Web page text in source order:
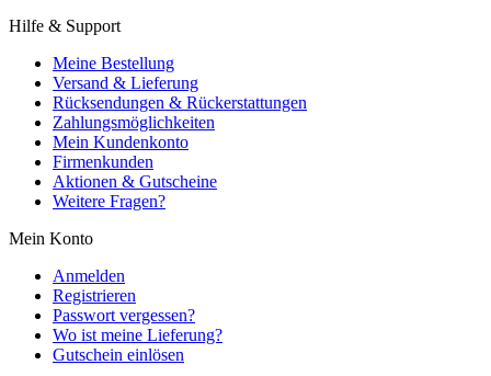
Hilfe & Support
Meine Bestellung
Versand & Lieferung
Rücksendungen & Rückerstattungen
Zahlungsmöglichkeiten
Mein Kundenkonto
Firmenkunden
Aktionen & Gutscheine
Weitere Fragen?
Mein Konto
Anmelden
Registrieren
Passwort vergessen?
Wo ist meine Lieferung?
Gutschein einlösen